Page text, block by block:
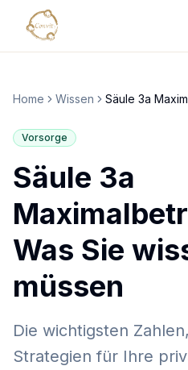
Home Wissen Säule 3a
Vorsorge
Säule 3a
Was Sie
müssen
Die wichtigsten
Strategien für Ihre